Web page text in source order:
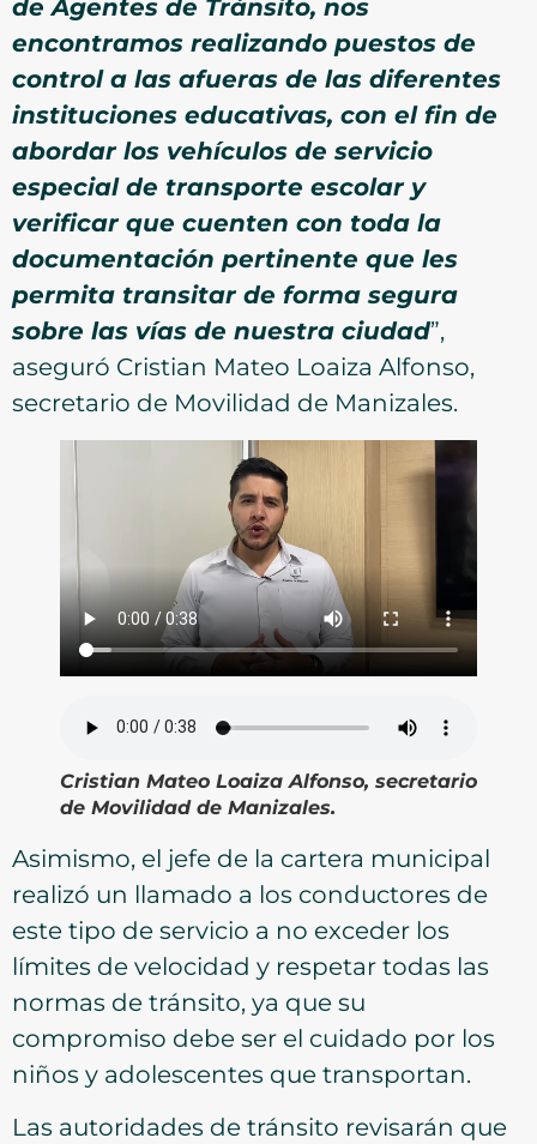
de Agentes de Tránsito, nos
encontramos realizando puestos de
control a las afueras de las diferentes
instituciones educativas, con el fin de
abordar los vehículos de servicio
especial de transporte escolar y
verificar que cuenten con toda la
documentación pertinente que les
permita transitar de forma segura
sobre las vías de nuestra ciudad”,
aseguró Cristian Mateo Loaiza Alfonso,
secretario de Movilidad de Manizales.
Cristian Mateo Loaiza Alfonso, secretario
de Movilidad de Manizales.
Asimismo, el jefe de la cartera municipal
realizó un llamado a los conductores de
este tipo de servicio a no exceder los
límites de velocidad y respetar todas las
normas de tránsito, ya que su
compromiso debe ser el cuidado por los
niños y adolescentes que transportan.
Las autoridades de tránsito revisarán que